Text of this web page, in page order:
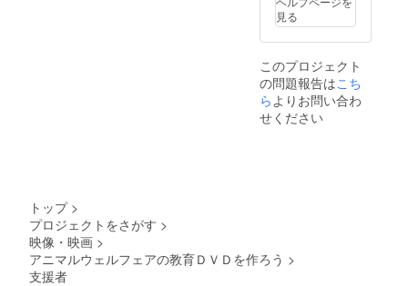
見る
このプロジェクト
の問題報告はこち
ら よりお問い合わ
せください
トップ >
プロジェクトをさがす >
映像・映画 >
アニマルウェルフェアの教育ＤＶＤを作ろう >
支援者